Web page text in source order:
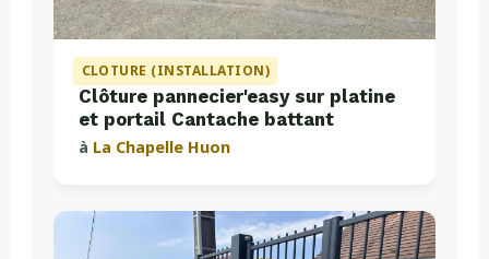
CLOTURE (INSTALLATION)
Clôture pannecier'easy sur platine
et portail Cantache battant
à La Chapelle Huon